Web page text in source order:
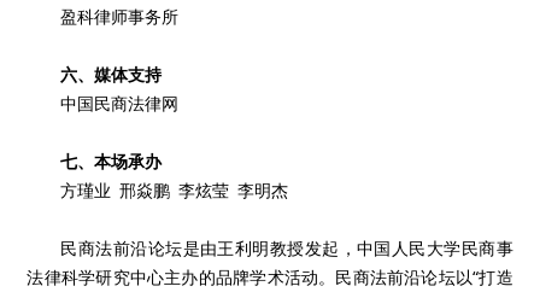
盈科律师事务所
六、媒体支持
中国民商法律网
七、本场承办
方瑾业邢焱鹏 李炫莹 李明杰
民商法前沿论坛是由王利明教授发起，中国人民大学民商事
法律科学研究中心主办的品牌学术活动。民商法前沿论坛以“打造